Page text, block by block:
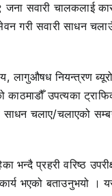
सवारी चालकलाई
गरी सवारी साधन
लागुऔषध नियन्त्रण
उपत्यका
चलाए/चलाएको
भन्दै प्रहरी वरिष्ठ
कार्य भएको बताउनुभयो